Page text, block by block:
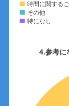
時間に関する
その他
特になし
4.参考に